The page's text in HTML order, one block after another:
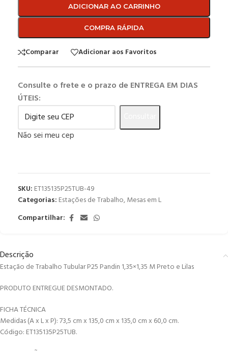
ADICIONAR AO CARRINHO
COMPRA RÁPIDA
Comparar Adicionar aos Favoritos
Consulte o frete e o prazo de ENTREGA EM DIAS
ÚTEIS:
Não sei meu cep
SKU: ET135135P25TUB-49
Categorias: Estações de Trabalho,Mesas em L
Compartilhar:
Descrição
Estação de Trabalho Tubular P25 Pandin 1,35×1,35 M Preto e Lilas
PRODUTO ENTREGUE DESMONTADO.
FICHA TÉCNICA
Medidas (A x L x P): 73,5 cm x 135,0 cm x 135,0 cm x 60,0 cm.
Código: ET135135P25TUB.